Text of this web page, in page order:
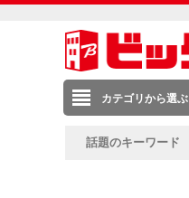
カテゴリから選ぶ
話題のキーワード